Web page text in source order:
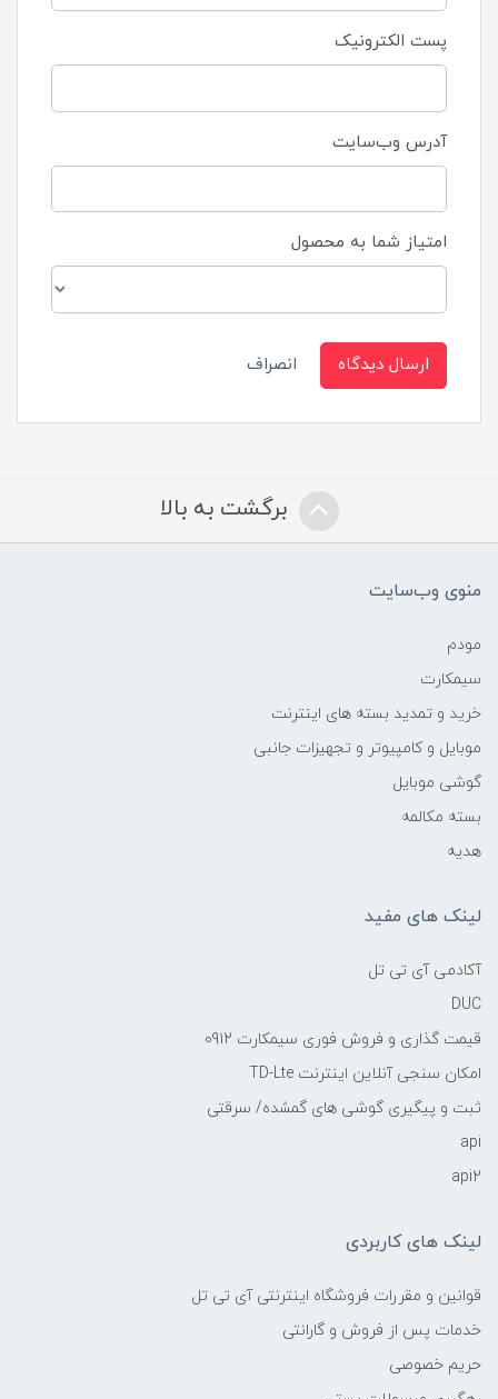
پست الکترونیک
آدرس وب‌سایت
امتیاز شما به محصول
ارسال دیدگاه انصراف
برگشت به بالا
منوی وب‌سایت
مودم
سیمکارت
خرید و تمدید بسته های اینترنت
موبایل و کامپیوتر و تجهیزات جانبی
گوشی موبایل
بسته مکالمه
هدیه
لینک های مفید
آکادمی آی تی تل
DUC
قیمت گذاری و فروش فوری سیمکارت 0912
امکان سنجی آنلاین اینترنت TD-Lte
ثبت و پیگیری گوشی های گمشده/ سرقتی
api
api2
لینک های کاربردی
قوانین و مقررات فروشگاه اینترنتی آی تی تل
خدمات پس از فروش و گارانتی
حریم خصوصی